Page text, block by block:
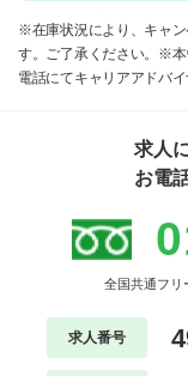
※在庫状況により、キャン
す。ご了承ください。※本
電話にてキャリアアドバ
求人
お電
全国共通フリ
求人番号